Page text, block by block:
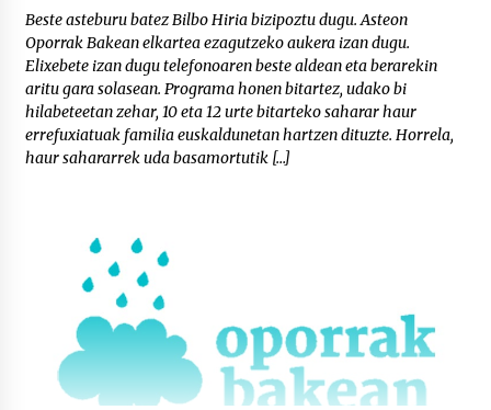
Beste asteburu batez Bilbo Hiria bizipoztu dugu. Asteon
Oporrak Bakean elkartea ezagutzeko aukera izan dugu.
Elixebete izan dugu telefonoaren beste aldean eta berarekin
aritu gara solasean. Programa honen bitartez, udako bi
hilabeteetan zehar, 10 eta 12 urte bitarteko saharar haur
errefuxiatuak familia euskaldunetan hartzen dituzte. Horrela,
haur sahararrek uda basamortutik […]